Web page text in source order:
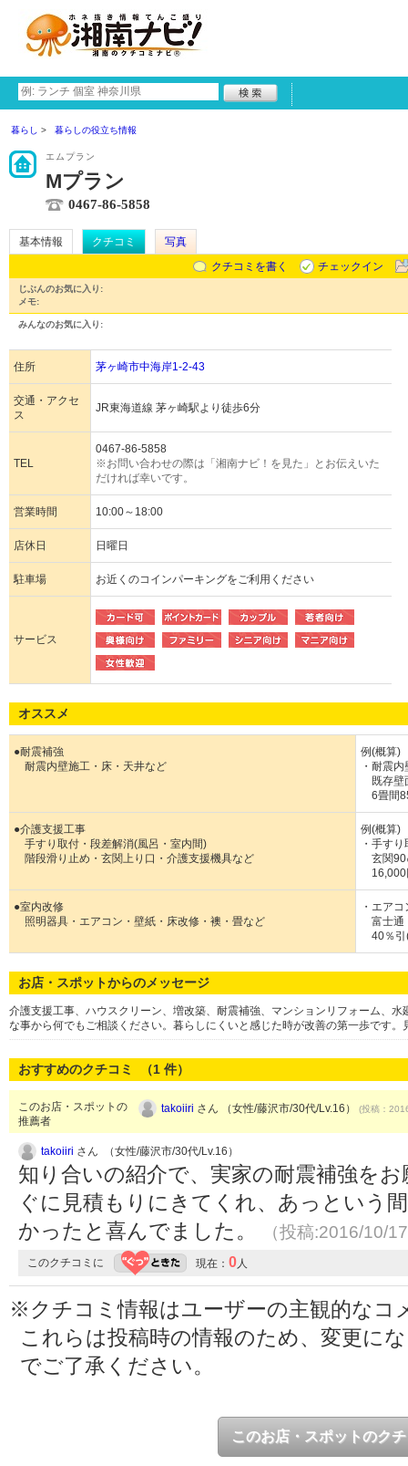
暮らし 暮らしの役立ち情報
エムプラン
Mプラン
0467-86-5858
基本情報 クチコミ
写真
クチコミを書く
チェックイン
じぶんのお気に入り:
メモ:
みんなのお気に入り:
住所 茅ヶ崎市中海岸1-2-43
交通・アクセ
ス
JR東海道線 茅ヶ崎駅より徒歩6分
TEL
0467-86-5858
※お問い合わせの際は「湘南ナビ！を見た」とお伝えいた
だければ幸いです。
営業時間 10:00～18:00
店休日 日曜日
駐車場 お近くのコインパーキングをご利用ください
サービス
オススメ
●耐震補強
耐震内壁施工・床・天井など
例(概算)
・耐震
既存壁
6畳間
●介護支援工事
手すり取付・段差解消(風呂・室内間)
階段滑り止め・玄関上り口・介護支援機具など
例(概算)
・手す
玄関90
16,000
●室内改修
照明器具・エアコン・壁紙・床改修・襖・畳など
・エア
富士通
40％引
お店・スポットからのメッセージ
介護支援工事、ハウスクリーン、増改築、耐震補強、マンションリフォーム、
な事から何でもご相談ください。暮らしにくいと感じた時が改善の第一歩です
おすすめのクチコミ （1 件）
このお店・スポットの
推薦者
takoiiri さん （女性/藤沢市/30代/Lv.16） (投稿：
takoiiri さん （女性/藤沢市/30代/Lv.16）
知り合いの紹介で、実家の耐震補強を
ぐに見積もりにきてくれ、あっという
かったと喜んでました。
（投稿:2016/10/
このクチコミに 現在： 0人
※クチコミ情報はユーザーの主観的なコ
これらは投稿時の情報のため、変更に
でご了承ください。
このお店・スポットのク